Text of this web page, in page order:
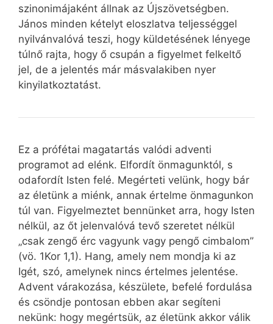
szinonimájaként állnak az Újszövetségben.
János minden kételyt eloszlatva teljességgel
nyilvánvalóvá teszi, hogy küldetésének lényege
túlnő rajta, hogy ő csupán a figyelmet felkeltő
jel, de a jelentés már másvalakiben nyer
kinyilatkoztatást.
Ez a prófétai magatartás valódi adventi
programot ad elénk. Elfordít önmagunktól, s
odafordít Isten felé. Megérteti velünk, hogy bár
az életünk a miénk, annak értelme önmagunkon
túl van. Figyelmeztet bennünket arra, hogy Isten
nélkül, az őt jelenvalóvá tevő szeretet nélkül
„csak zengő érc vagyunk vagy pengő cimbalom”
(vö. 1Kor 1,1). Hang, amely nem mondja ki az
Igét, szó, amelynek nincs értelmes jelentése.
Advent várakozása, készülete, befelé fordulása
és csöndje pontosan ebben akar segíteni
nekünk: hogy megértsük, az életünk akkor válik